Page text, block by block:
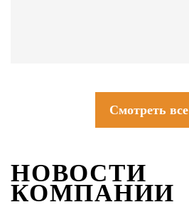
Смотреть все
НОВОСТИ
КОМПАНИИ